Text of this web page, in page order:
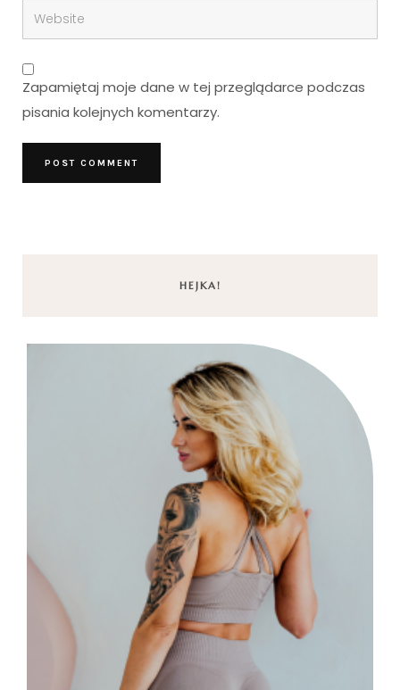
Zapamiętaj moje dane w tej przeglądarce podczas
pisania kolejnych komentarzy.
HEJKA!